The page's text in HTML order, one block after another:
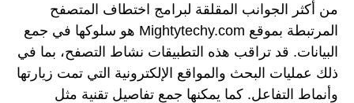
من أكثر الجوانب المقلقة لبرامج اختطاف المتصفح
المرتبطة بموقع Mightytechy.com هو سلوكها في جمع
البيانات. قد تراقب هذه التطبيقات نشاط التصفح، بما في
ذلك عمليات البحث والمواقع الإلكترونية التي تمت زيارتها
وأنماط التفاعل. كما يمكنها جمع تفاصيل تقنية مثل